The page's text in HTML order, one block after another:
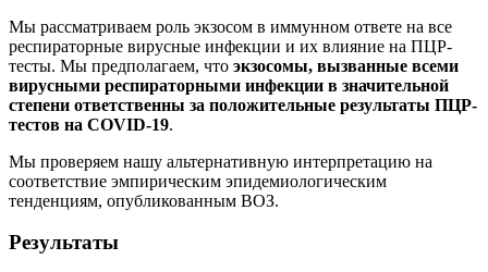
Мы рассматриваем роль экзосом в иммунном ответе на все
респираторные вирусные инфекции и их влияние на ПЦР-
тесты. Мы предполагаем, что экзосомы, вызванные всеми
вирусными респираторными инфекции в значительной
степени ответственны за положительные результаты ПЦР-
тестов на COVID-19.
Мы проверяем нашу альтернативную интерпретацию на
соответствие эмпирическим эпидемиологическим
тенденциям, опубликованным ВОЗ.
Результаты